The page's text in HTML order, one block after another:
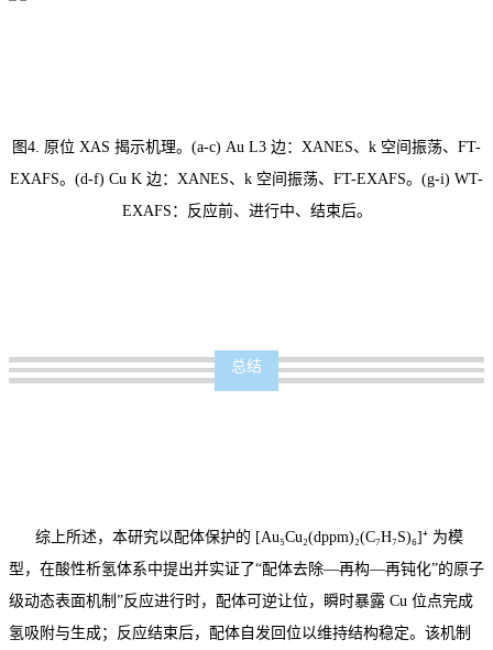
图4. 原位 XAS 揭示机理。(a-c) Au L3 边：XANES、k 空间振荡、FT-
EXAFS。(d-f) Cu K 边：XANES、k 空间振荡、FT-EXAFS。(g-i) WT-
EXAFS：反应前、进行中、结束后。
总结
综上所述，本研究以配体保护的 [Au₅Cu₂(dppm)₂(C₇H₇S)₆]⁺ 为模
型，在酸性析氢体系中提出并实证了“配体去除—再构—再钝化”的原子
级动态表面机制”反应进行时，配体可逆让位，瞬时暴露 Cu 位点完成
氢吸附与生成；反应结束后，配体自发回位以维持结构稳定。该机制